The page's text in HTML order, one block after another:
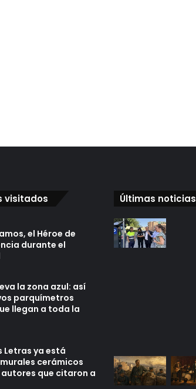
visitados
el Héroe de
durante el
la zona azul: así
parquímetros
llegan a toda la
Letras ya está
cerámicos
que citaron a
Últimas noticias